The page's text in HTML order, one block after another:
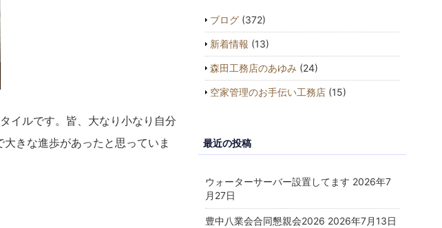
イルです。皆、大なり小なり自分
きな進歩があったと思っていま
ブログ(372)
新着情報 (13)
森田工務店のあゆみ (24)
空家管理のお手伝い工務店(15)
最近の投稿
ウォーターサーバー設置してます 2026年7
月27日
豊中八業会合同懇親会2026 2026年7月13日